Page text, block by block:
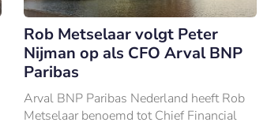
Rob Metselaar volgt Peter
Nijman op als CFO Arval BNP
Paribas
Arval BNP Paribas Nederland heeft Rob
Metselaar benoemd tot Chief Financial